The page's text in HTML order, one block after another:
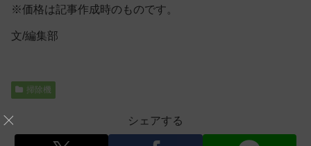
※価格は記事作成時のものです。
文/編集部
掃除機
シェアする